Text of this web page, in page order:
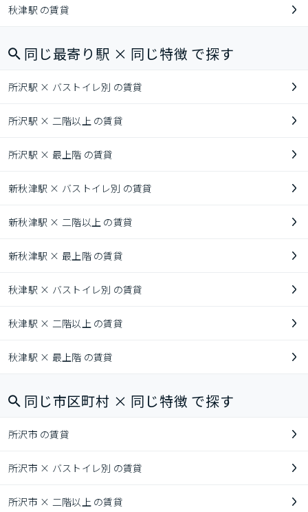
秋津駅 の賃貸
同じ最寄り駅 × 同じ特徴 で探す
所沢駅 × バストイレ別 の賃貸
所沢駅 × 二階以上 の賃貸
所沢駅 × 最上階 の賃貸
新秋津駅 × バストイレ別 の賃貸
新秋津駅 × 二階以上 の賃貸
新秋津駅 × 最上階 の賃貸
秋津駅 × バストイレ別 の賃貸
秋津駅 × 二階以上 の賃貸
秋津駅 × 最上階 の賃貸
同じ市区町村 × 同じ特徴 で探す
所沢市 の賃貸
所沢市 × バストイレ別 の賃貸
所沢市 × 二階以上 の賃貸